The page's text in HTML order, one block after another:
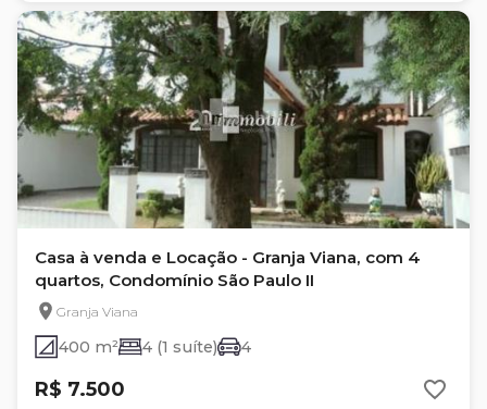
Casa à venda e Locação - Granja Viana, com 4
quartos, Condomínio São Paulo II
Granja Viana
400 m² 4 (1 suíte) 4
R$ 7.500